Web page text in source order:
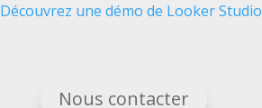
Découvrez une démo de Looker Studio
Nous contacter